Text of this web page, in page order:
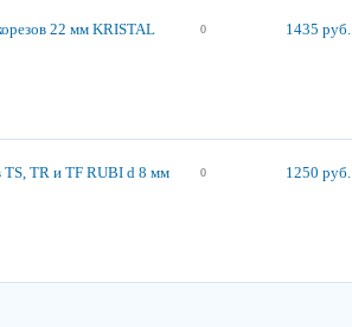
22 мм KRISTAL 0 1435 руб.
TS, TR и TF RUBI d 8 мм 0 1250 руб.